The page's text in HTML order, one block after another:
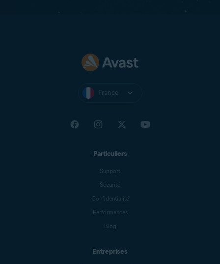
France
Particuliers
Support
Sécurité
Confidentialité
Performances
Blog
Entreprises